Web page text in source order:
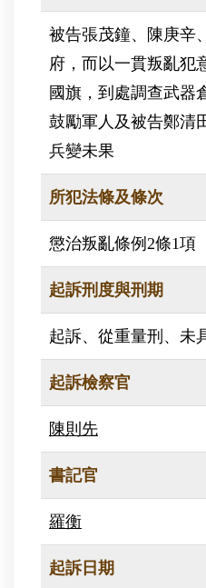
被告張茂鐘、陳庚辛
府，而以一貫叛亂犯
國旗，到處調查武器
鼓勵軍人及被告鄭清
兵變未果
所犯法條及條次
懲治叛亂條例2條1項
起訴刑度與刑期
起訴、從重量刑、未
起訴檢察官
陳則先
書記官
羅衡
起訴日期